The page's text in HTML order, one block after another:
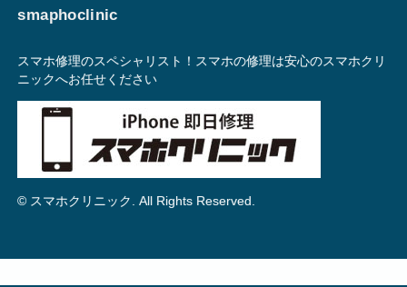
smaphoclinic
スマホ修理のスペシャリスト！スマホの修理は安心のスマホクリ
ニックへお任せください
© スマホクリニック. All Rights Reserved.